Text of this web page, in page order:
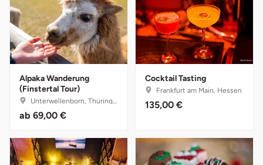
Alpaka Wanderung
(Finstertal Tour)
Unterwellenborn, Thüringen
ab 69,00 €
Cocktail Tasting
Frankfurt am Main, Hessen
135,00 €
Langenselbold
Leipzig
Leutkirch
Ludwigslust-Parchim
Löbau